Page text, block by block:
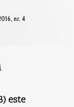
nr. 4
este